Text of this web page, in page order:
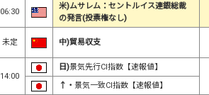
06:30
米)ムサレム：セントルイス連銀総裁
の発言(投票権なし)
未定 中)貿易収支
14:00
日)景気先行CI指数【速報値】
↑・ 景気一致CI指数【速報値】